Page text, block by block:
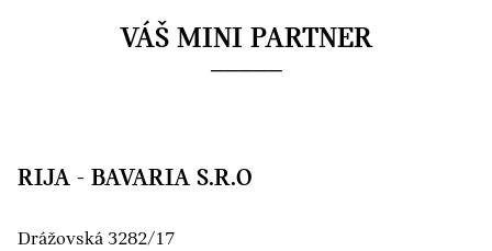
VÁŠ MINI PARTNER
RIJA - BAVARIA S.R.O
Drážovská 3282/17